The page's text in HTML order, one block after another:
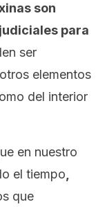
son
para
ser
elementos
del interior
en nuestro
el tiempo
que